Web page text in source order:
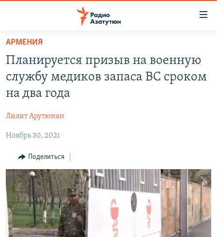
Перейти
основному
содержанию
Перейти
основной
навигации
Перейти
поиску
НОВОСТИ
ПОЛИТИКА
ЭКОНОМИКА
РЕГИОН
НАГОРНЫЙ КАРАБАХ
КУЛЬТУРА
СПОРТ
АРХИВ
Հայերեն
АРМЕНИЯ
Планируется призыв на военную
службу медиков запаса ВС сроком
на два года
Лилит Арутюнян
Ноябрь 30, 2021
Поделиться